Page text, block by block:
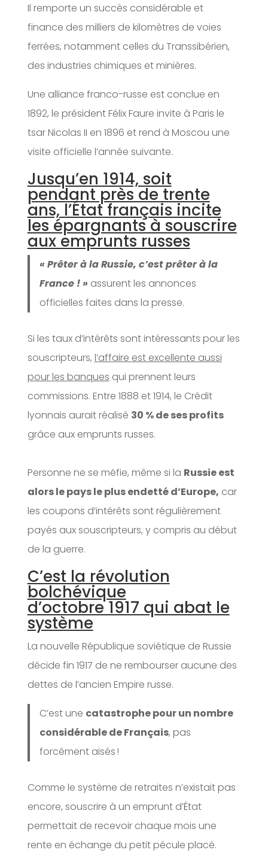
Il remporte un succès considérable et
finance des milliers de kilomètres de voies
ferrées, notamment celles du Transsibérien,
des industries chimiques et minières.
Une alliance franco-russe est conclue en
1892, le président Félix Faure invite à Paris le
tsar Nicolas II en 1896 et rend à Moscou une
visite officielle l’année suivante.
Jusqu’en 1914, soit
pendant près de trente
ans, l’État français incite
les épargnants à souscrire
aux emprunts russes
« Prêter à la Russie, c’est prêter à la
France ! » assurent les annonces
officielles faites dans la presse.
Si les taux d’intérêts sont intéressants pour les
souscripteurs, l’affaire est excellente aussi
pour les banques qui prennent leurs
commissions. Entre 1888 et 1914, le Crédit
lyonnais aurait réalisé 30 % de ses profits
grâce aux emprunts russes.
Personne ne se méfie, même si la Russie est
alors le pays le plus endetté d’Europe, car
les coupons d’intérêts sont régulièrement
payés aux souscripteurs, y compris au début
de la guerre.
C’est la révolution
bolchévique
d’octobre 1917 qui abat le
système
La nouvelle République soviétique de Russie
décide fin 1917 de ne rembourser aucune des
dettes de l’ancien Empire russe.
C’est une catastrophe pour un nombre
considérable de Français, pas
forcément aisés !
Comme le système de retraites n’existait pas
encore, souscrire à un emprunt d’État
permettait de recevoir chaque mois une
rente en échange du petit pécule placé.